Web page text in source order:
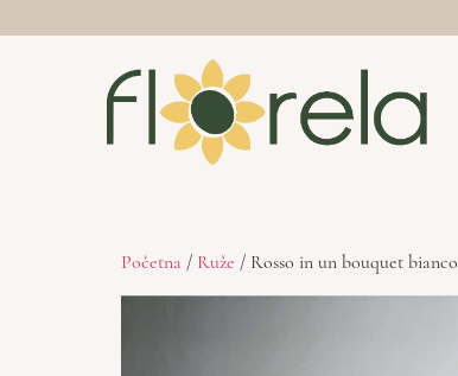
Početna / Ruže / Rosso in un bouquet bianco